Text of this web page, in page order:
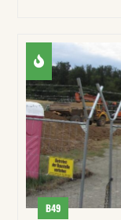
B49